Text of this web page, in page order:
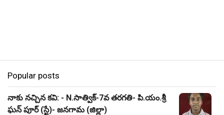
Popular posts
నాకు నచ్చిన కవి: - N.సాత్విక్-7వ తరగతి- పి.యం.శ్రీ
ఘన్ పూర్ (స్టే)- జనగామ (జిల్లా)